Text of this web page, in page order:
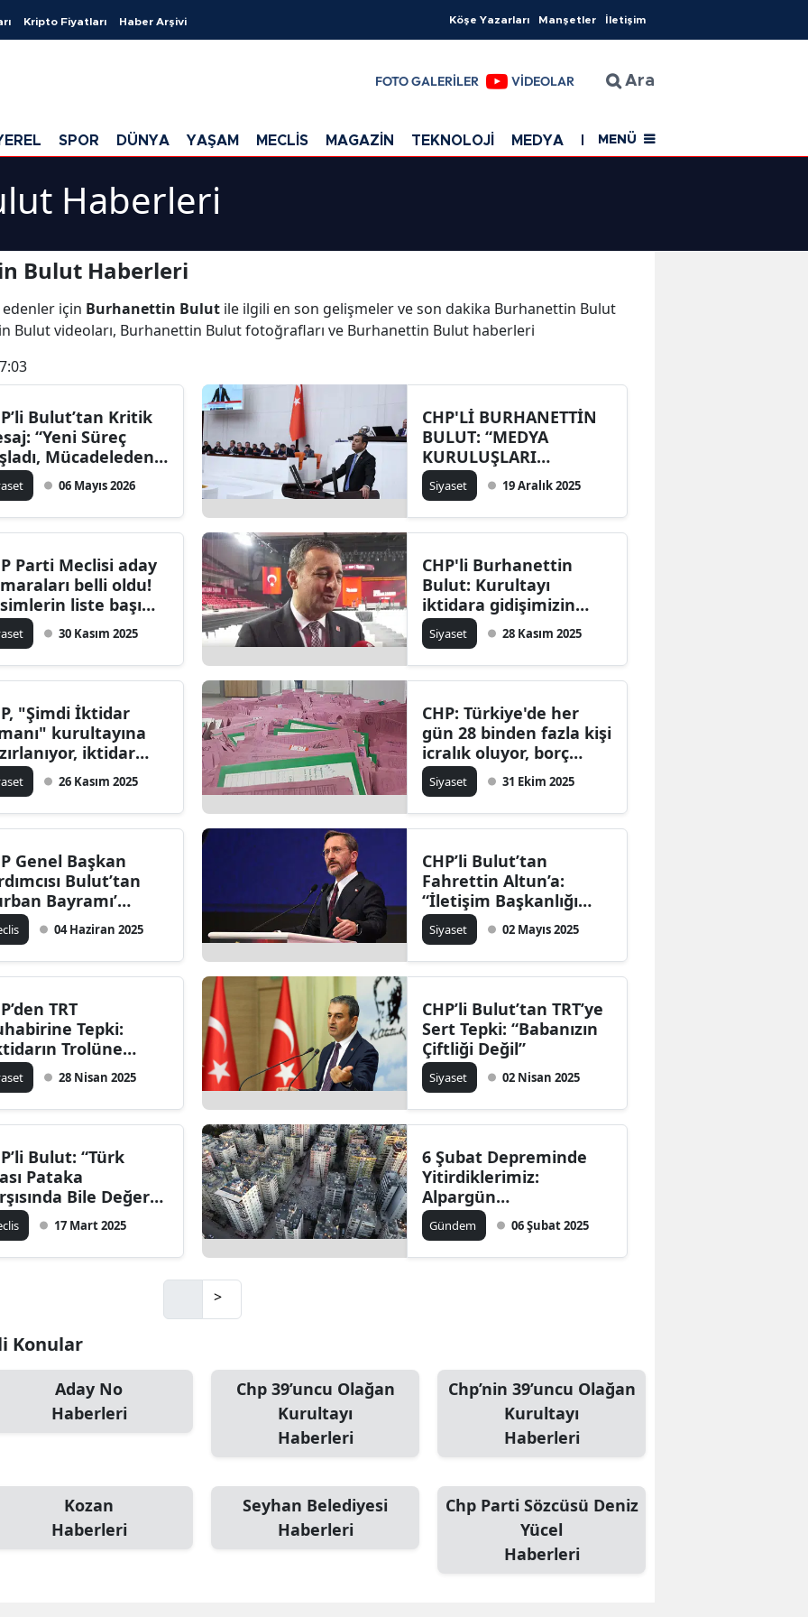
Kripto Fiyatları Haber Arşivi Köşe Yazarları Manşetler İletişim
FOTO GALERİLER VİDEOLAR Ara
SPOR DÜNYA YAŞAM MECLİS MAGAZİN TEKNOLOJİ MEDYA EĞİTİM SAĞLIK
MENÜ
Haberleri
Bulut Haberleri
için Burhanettin Bulut ile ilgili en son gelişmeler ve son dakika Burhanettin Bulut
Bulut videoları, Burhanettin Bulut fotoğrafları ve Burhanettin Bulut haberleri
Bulut’tan Kritik
“Yeni Süreç
Mücadeleden
06 Mayıs 2026
CHP'Lİ BURHANETTİN
BULUT: “MEDYA
KURULUŞLARI
KAMULAŞTIRILIYOR”
Siyaset 19 Aralık 2025
Parti Meclisi aday
belli oldu!
liste başı
bekleniyor
30 Kasım 2025
CHP'li Burhanettin
Bulut: Kurultayı
iktidara gidişimizin
başlangıcı olarak
görüyoruz
Siyaset 28 Kasım 2025
"Şimdi İktidar
kurultayına
iktidar
öne çıkıyor
26 Kasım 2025
CHP: Türkiye'de her
gün 28 binden fazla kişi
icralık oluyor, borç
batağı büyüyor!
Siyaset 31 Ekim 2025
Genel Başkan
Bulut’tan
Bayramı’
04 Haziran 2025
CHP’li Bulut’tan
Fahrettin Altun’a:
“İletişim Başkanlığı
Dezenformasyonun
Merkezi Oldu”
Siyaset 02 Mayıs 2025
TRT
Tepki:
Trolüne
28 Nisan 2025
CHP’li Bulut’tan TRT’ye
Sert Tepki: “Babanızın
Çiftliği Değil”
Siyaset 02 Nisan 2025
Bulut: “Türk
Pataka
Bile Değer
17 Mart 2025
6 Şubat Depreminde
Yitirdiklerimiz:
Alpargün
Apartmanı’nda Anma
Töreni
Gündem 06 Şubat 2025
>
Konular
Aday No
Haberleri
Chp 39’uncu Olağan
Kurultayı
Haberleri
Chp’nin 39’uncu Olağan
Kurultayı
Haberleri
Kozan
Haberleri
Seyhan Belediyesi
Haberleri
Chp Parti Sözcüsü Deniz
Yücel
Haberleri